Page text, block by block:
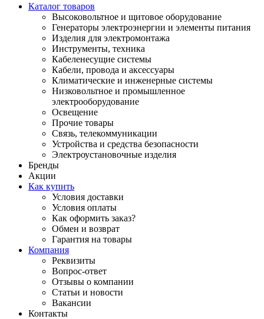
Каталог товаров
Высоковольтное и щитовое оборудование
Генераторы электроэнергии и элементы питания
Изделия для электромонтажа
Инструменты, техника
Кабеленесущие системы
Кабели, провода и аксессуары
Климатические и инженерные системы
Низковольтное и промышленное
электрооборудование
Освещение
Прочие товары
Связь, телекоммуникации
Устройства и средства безопасности
Электроустановочные изделия
Бренды
Акции
Как купить
Условия доставки
Условия оплаты
Как оформить заказ?
Обмен и возврат
Гарантия на товары
Компания
Реквизиты
Вопрос-ответ
Отзывы о компании
Статьи и новости
Вакансии
Контакты